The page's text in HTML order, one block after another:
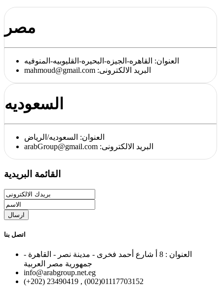
مصر
العنوان: القاهره-الجيزه-البحيره-القليوبيه-المنوفيه
mahmoud@gmail.com :البريد الالكترونى
السعوديه
العنوان: السعوديه/الرياض
arabGroup@gmail.com :البريد الالكترونى
القائمة البريدية
ارسال
اتصل بنا
العنوان : 8 أ شارع أحمد فخرى - مدينة نصر - القاهرة -
جمهورية مصر العربية
info@arabgroup.net.eg
(+202) 23490419 , (002)01117703152